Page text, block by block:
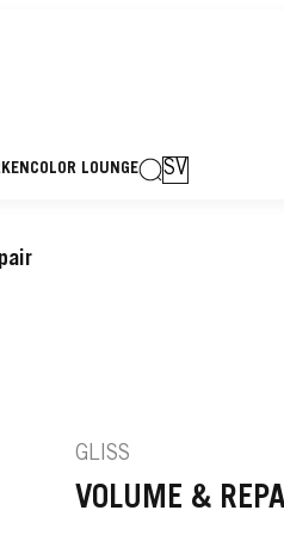
COLOR LOUNGE SV
GLISS
VOLUME &